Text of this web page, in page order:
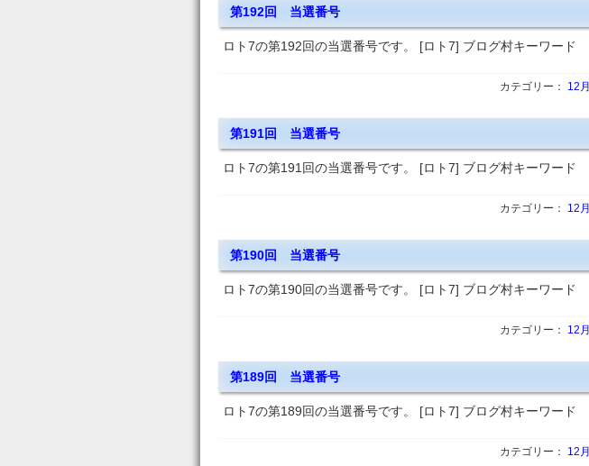
第192回 当選番号
ロト7の第192回の当選番号です。 [ロト7] ブログ村キーワード
カテゴリー： 12月
第191回 当選番号
ロト7の第191回の当選番号です。 [ロト7] ブログ村キーワード
カテゴリー： 12月
第190回 当選番号
ロト7の第190回の当選番号です。 [ロト7] ブログ村キーワード
カテゴリー： 12月
第189回 当選番号
ロト7の第189回の当選番号です。 [ロト7] ブログ村キーワード
カテゴリー： 12月